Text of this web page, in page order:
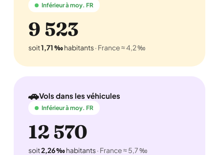
Inférieur à moy. FR
9 523
soit1,71 ‰habitants· France ≈ 4,2 ‰
🚗Vols dans les véhicules
Inférieur à moy. FR
12 570
soit2,26 ‰habitants· France ≈ 5,7 ‰